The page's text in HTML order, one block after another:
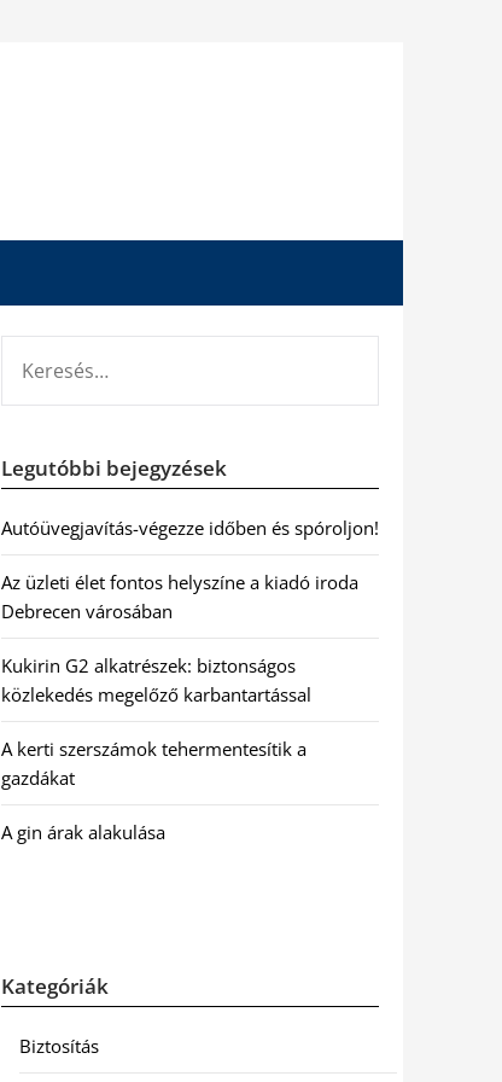
Legutóbbi bejegyzések
Autóüvegjavítás-végezze időben és spóroljon!
Az üzleti élet fontos helyszíne a kiadó iroda
Debrecen városában
Kukirin G2 alkatrészek: biztonságos
közlekedés megelőző karbantartással
A kerti szerszámok tehermentesítik a
gazdákat
A gin árak alakulása
Kategóriák
Biztosítás